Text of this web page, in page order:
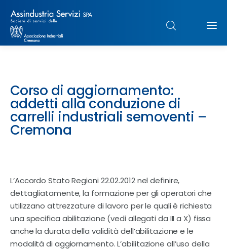
Struttura
Formazione
Servizi & Sportelli
UNIMPIEGO
Contatti
Corso di aggiornamento:
addetti alla conduzione di
carrelli industriali semoventi –
Cremona
L’Accordo Stato Regioni 22.02.2012 nel definire,
dettagliatamente, la formazione per gli operatori che
utilizzano attrezzature di lavoro per le quali è richiesta
una specifica abilitazione (vedi allegati da III a X) fissa
anche la durata della validità dell’abilitazione e le
modalità di aggiornamento. L’abilitazione all’uso della